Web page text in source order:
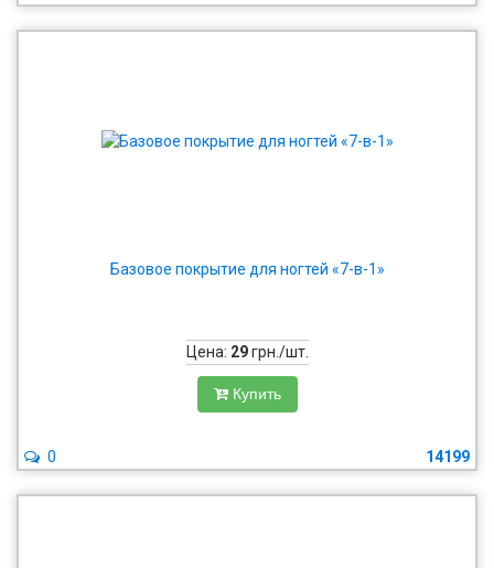
Базовое покрытие для ногтей «7-в-1»
Цена: 29грн./шт.
Купить
14199
0